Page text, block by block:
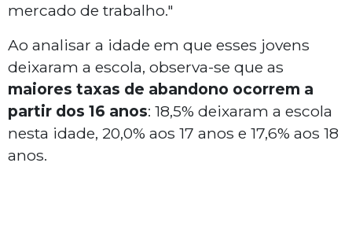
mercado de trabalho."
Ao analisar a idade em que esses jovens
deixaram a escola, observa-se que as
maiores taxas de abandono ocorrem a
partir dos 16 anos: 18,5% deixaram a escola
nesta idade, 20,0% aos 17 anos e 17,6% aos 18
anos.